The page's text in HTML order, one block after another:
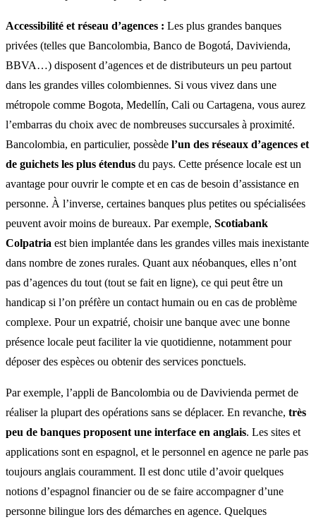
Accessibilité et réseau d’agences : Les plus grandes banques
privées (telles que Bancolombia, Banco de Bogotá, Davivienda,
BBVA…) disposent d’agences et de distributeurs un peu partout
dans les grandes villes colombiennes. Si vous vivez dans une
métropole comme Bogota, Medellín, Cali ou Cartagena, vous aurez
l’embarras du choix avec de nombreuses succursales à proximité.
Bancolombia, en particulier, possède l’un des réseaux d’agences et
de guichets les plus étendus du pays. Cette présence locale est un
avantage pour ouvrir le compte et en cas de besoin d’assistance en
personne. À l’inverse, certaines banques plus petites ou spécialisées
peuvent avoir moins de bureaux. Par exemple, Scotiabank
Colpatria est bien implantée dans les grandes villes mais inexistante
dans nombre de zones rurales. Quant aux néobanques, elles n’ont
pas d’agences du tout (tout se fait en ligne), ce qui peut être un
handicap si l’on préfère un contact humain ou en cas de problème
complexe. Pour un expatrié, choisir une banque avec une bonne
présence locale peut faciliter la vie quotidienne, notamment pour
déposer des espèces ou obtenir des services ponctuels.
Par exemple, l’appli de Bancolombia ou de Davivienda permet de
réaliser la plupart des opérations sans se déplacer. En revanche, très
peu de banques proposent une interface en anglais. Les sites et
applications sont en espagnol, et le personnel en agence ne parle pas
toujours anglais couramment. Il est donc utile d’avoir quelques
notions d’espagnol financier ou de se faire accompagner d’une
personne bilingue lors des démarches en agence. Quelques